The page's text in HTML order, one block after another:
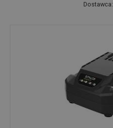
Dostawca: